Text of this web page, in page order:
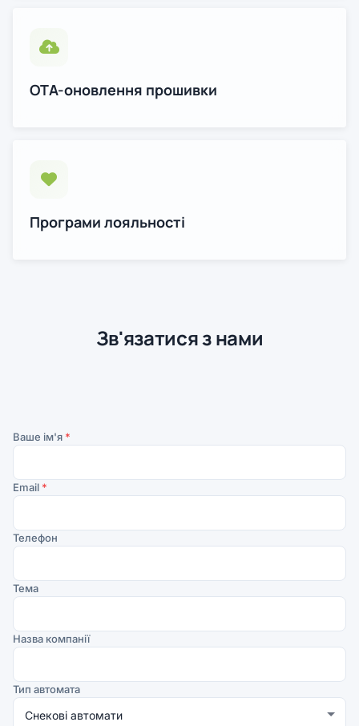
OTA-оновлення прошивки
Програми лояльності
Зв'язатися з нами
Ваше ім'я *
Email *
Телефон
Тема
Назва компанії
Тип автомата